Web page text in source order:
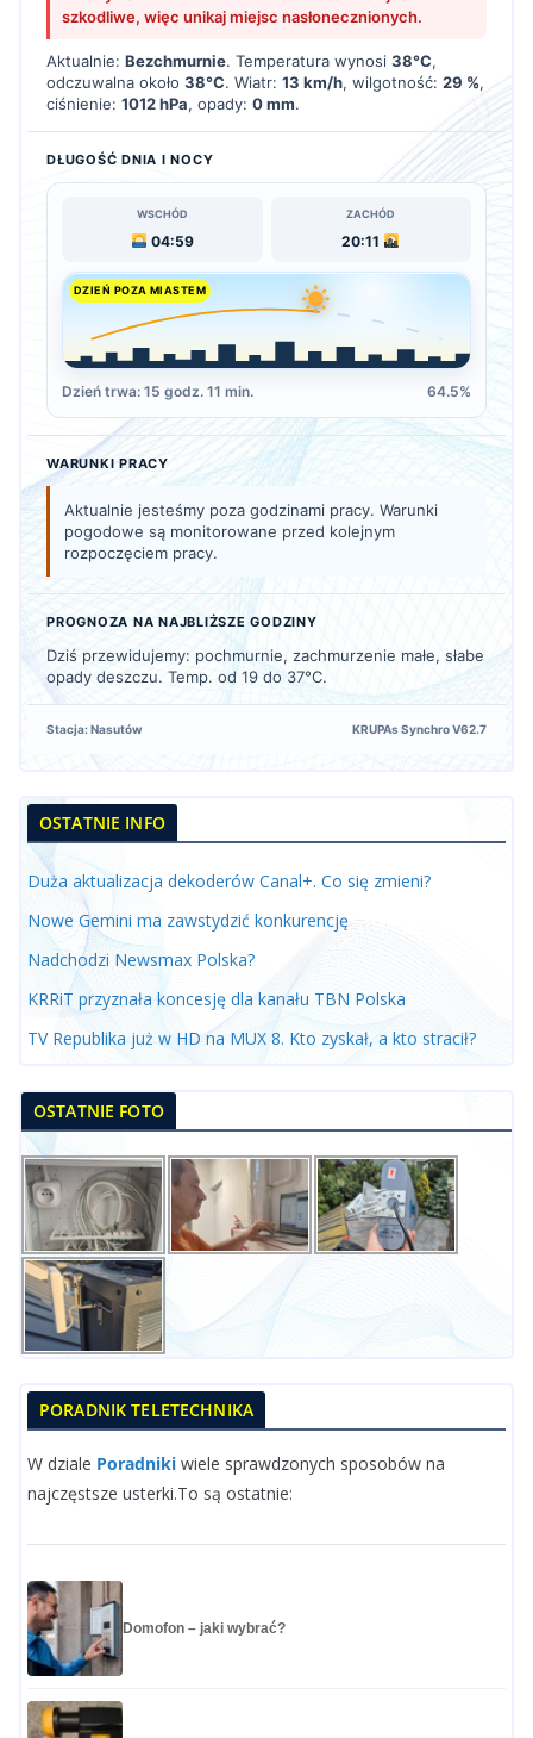
szkodliwe, więc unikaj miejsc nasłonecznionych.
Aktualnie: Bezchmurnie. Temperatura wynosi 38°C,
odczuwalna około 38°C. Wiatr: 13 km/h, wilgotność: 29 %,
ciśnienie: 1012 hPa, opady: 0 mm.
DŁUGOŚĆ DNIA I NOCY
WSCHÓD
04:59
ZACHÓD
20:11
DZIEŃ POZA MIASTEM
Dzień trwa: 15 godz. 11 min. 64.5%
WARUNKI PRACY
Aktualnie jesteśmy poza godzinami pracy. Warunki
pogodowe są monitorowane przed kolejnym
rozpoczęciem pracy.
PROGNOZA NA NAJBLIŻSZE GODZINY
Dziś przewidujemy: pochmurnie, zachmurzenie małe, słabe
opady deszczu. Temp. od 19 do 37°C.
Stacja: Nasutów KRUPAs Synchro V62.7
OSTATNIE INFO
Duża aktualizacja dekoderów Canal+. Co się zmieni?
Nowe Gemini ma zawstydzić konkurencję
Nadchodzi Newsmax Polska?
KRRiT przyznała koncesję dla kanału TBN Polska
TV Republika już w HD na MUX 8. Kto zyskał, a kto stracił?
OSTATNIE FOTO
PORADNIK TELETECHNIKA
W dziale Poradniki wiele sprawdzonych sposobów na
najczęstsze usterki.To są ostatnie:
Domofon – jaki wybrać?